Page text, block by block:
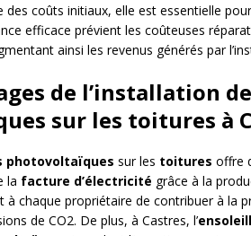
des coûts initiaux, elle est essentielle
efficace prévient les coûteuses
ainsi les revenus générés par
de l’installation
sur les toitures à
photovoltaïques sur les toitures offre
la facture d’électricité grâce à la
à chaque propriétaire de contribuer à la
de CO2. De plus, à Castres, l’